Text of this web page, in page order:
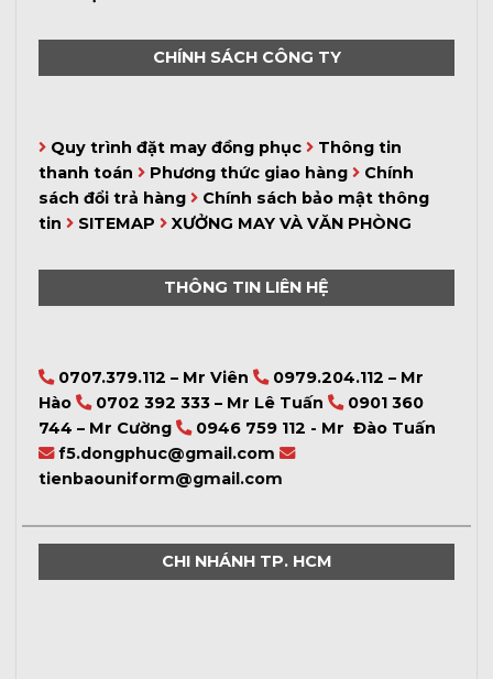
CHÍNH SÁCH CÔNG TY
Quy trình đặt may đồng phục
Thông tin
thanh toán
Phương thức giao hàng
Chính
sách đổi trả hàng
Chính sách bảo mật thông
tin
SITEMAP XƯỞNG MAY VÀ VĂN PHÒNG
THÔNG TIN LIÊN HỆ
0707.379.112 – Mr Viên
0979.204.112 – Mr
Hào
0702 392 333 – Mr Lê Tuấn
0901 360
744 – Mr Cường
0946 759 112 - Mr Đào Tuấn
f5.dongphuc@gmail.com
tienbaouniform@gmail.com
CHI NHÁNH TP. HCM